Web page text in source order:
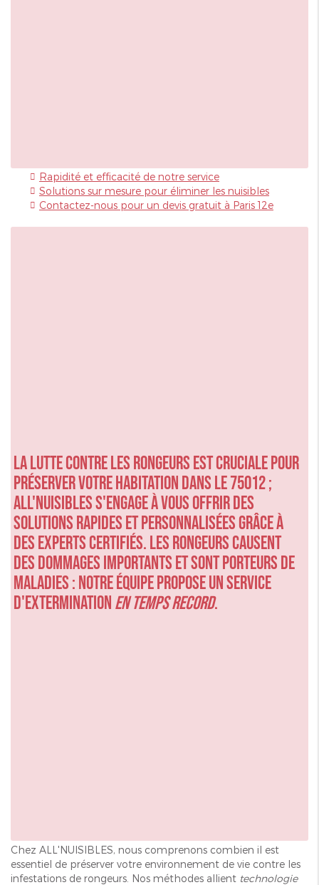
Rapidité et efficacité de notre service
Solutions sur mesure pour éliminer les nuisibles
Contactez-nous pour un devis gratuit à Paris 12e
La lutte contre les rongeurs est cruciale pour
préserver votre habitation dans le 75012 ;
ALL'NUISIBLES s'engage à vous offrir des
solutions rapides et personnalisées grâce à
des experts certifiés. Les rongeurs causent
des dommages importants et sont porteurs de
maladies : notre équipe propose un service
d'exterminationen temps record.
Chez ALL'NUISIBLES, nous comprenons combien il est
essentiel de préserver votre environnement de vie contre les
infestations de rongeurs. Nos méthodes allient technologie